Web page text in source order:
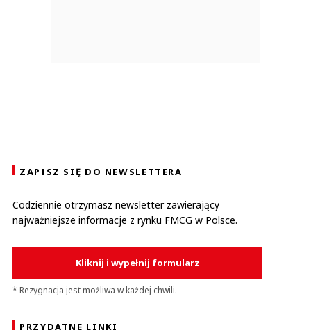
ZAPISZ SIĘ DO NEWSLETTERA
Codziennie otrzymasz newsletter zawierający
najważniejsze informacje z rynku FMCG w Polsce.
Kliknij i wypełnij formularz
* Rezygnacja jest możliwa w każdej chwili.
PRZYDATNE LINKI